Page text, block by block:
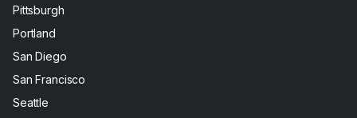
Pittsburgh
Portland
San Diego
San Francisco
Seattle